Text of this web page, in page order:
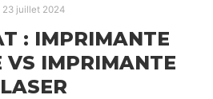
23 juillet 2024
: IMPRIMANTE
VS IMPRIMANTE
LASER